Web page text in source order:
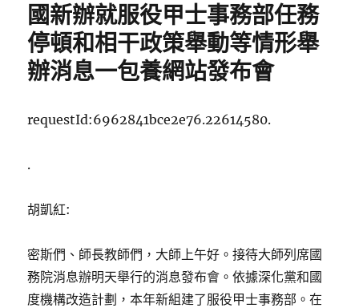
佈
日
期:
〈南
漳
縣
總
工
心
包
養
網
國新辦就服役甲士事務部任務
停頓和相干政策舉動等情形舉
辦消息一包養網站發布會
requestId:6962841bce2e76.22614580.
.
胡凱紅:
密斯們、師長教師們，大師上午好。接待大師列席國
務院消息辦明天舉行的消息發布會。依據深化黨和國
度機構改造計劃，本年新組建了服役甲士事務部。在